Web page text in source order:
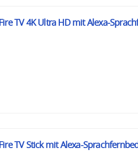
Fire TV 4K Ultra HD mit Alexa-
Fire TV Stick mit Alexa-